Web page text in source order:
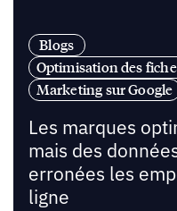
Blogs
Optimisation des
Marketing sur Google
Les marques
mais des
erronées les
ligne